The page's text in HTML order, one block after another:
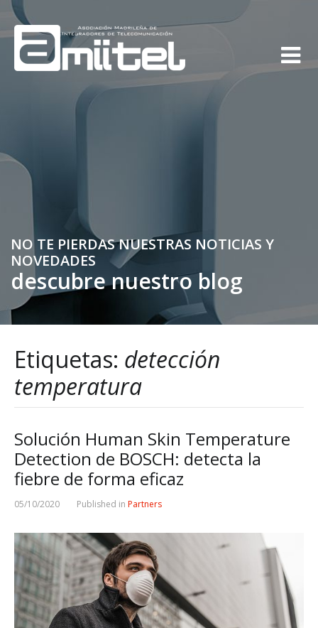
NO TE PIERDAS NUESTRAS NOTICIAS Y
NOVEDADES
descubre nuestro blog
Etiquetas: detección
temperatura
Solución Human Skin Temperature
Detection de BOSCH: detecta la
fiebre de forma eficaz
05/10/2020 Published in Partners